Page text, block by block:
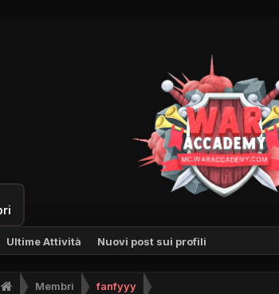
Ultime Attività Nuovi post sui profili
Membri fanfyyy